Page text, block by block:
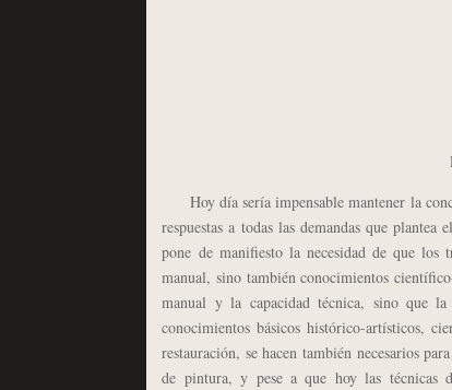
Hoy día sería impensable mantener la
respuestas a todas las demandas que
pone de manifiesto la necesidad de que los
manual, sino también conocimientos
manual y la capacidad técnica, sino que
conocimientos básicos histórico-artísticos,
restauración, se hacen también necesarios
de pintura, y pese a que hoy las técnicas